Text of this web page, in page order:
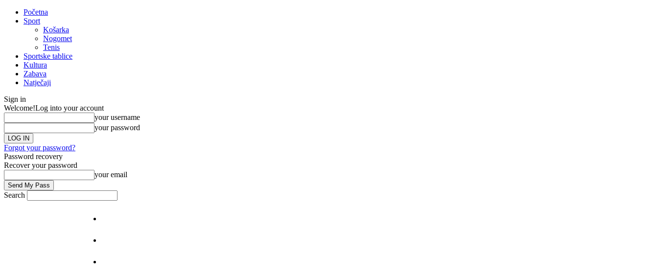
Početna
Sport
Košarka
Nogomet
Tenis
Sportske tablice
Kultura
Zabava
Natječaji
Sign in
Welcome!Log into your account
your username
your password
Forgot your password?
Password recovery
Recover your password
your email
Search